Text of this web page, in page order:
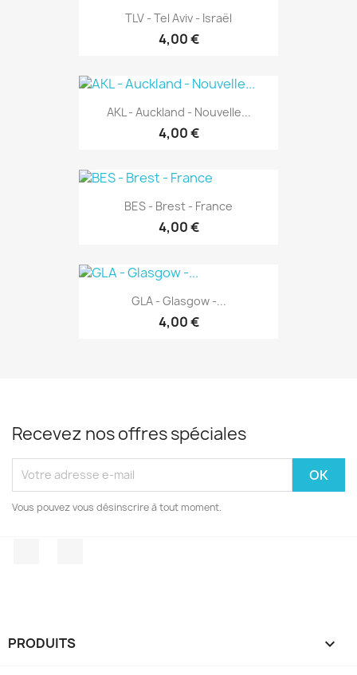
TLV - Tel Aviv - Israël
4,00 €
AKL - Auckland - Nouvelle...
4,00 €
BES - Brest - France
4,00 €
GLA - Glasgow -...
4,00 €
Recevez nos offres spéciales
Vous pouvez vous désinscrire à tout moment.
PRODUITS 